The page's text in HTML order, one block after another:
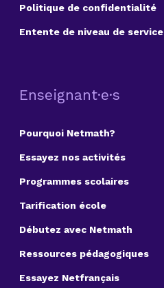
Politique de confidentialité
Entente de niveau de service
Enseignant·e·s
Pourquoi Netmath?
Essayez nos activités
Programmes scolaires
Tarification école
Débutez avec Netmath
Ressources pédagogiques
Essayez Netfrançais